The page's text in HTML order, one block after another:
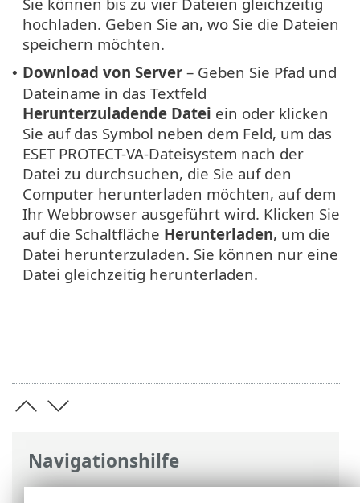
Navigationshilfe
ESET Online-Hilfe>ESET PROTECT On-
hochladen. Geben Sie an, wo Sie die Dateien
speichern möchten.
• Download von Server – Geben Sie Pfad und
Dateiname in das Textfeld
Herunterzuladende Datei ein oder klicken
Sie auf das Symbol neben dem Feld, um das
ESET PROTECT-VA-Dateisystem nach der
Datei zu durchsuchen, die Sie auf den
Computer herunterladen möchten, auf dem
Ihr Webbrowser ausgeführt wird. Klicken Sie
auf die Schaltfläche Herunterladen, um die
Datei herunterzuladen. Sie können nur eine
Datei gleichzeitig herunterladen.